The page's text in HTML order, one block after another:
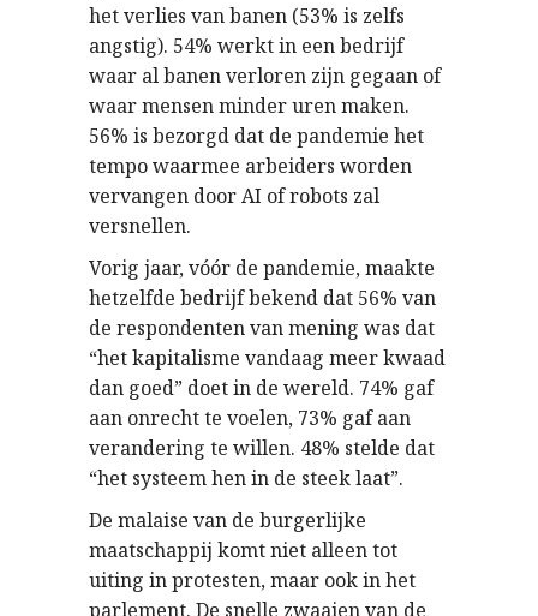
het verlies van banen (53% is zelfs
angstig). 54% werkt in een bedrijf
waar al banen verloren zijn gegaan of
waar mensen minder uren maken.
56% is bezorgd dat de pandemie het
tempo waarmee arbeiders worden
vervangen door AI of robots zal
versnellen.
Vorig jaar, vóór de pandemie, maakte
hetzelfde bedrijf bekend dat 56% van
de respondenten van mening was dat
“het kapitalisme vandaag meer kwaad
dan goed” doet in de wereld. 74% gaf
aan onrecht te voelen, 73% gaf aan
verandering te willen. 48% stelde dat
“het systeem hen in de steek laat”.
De malaise van de burgerlijke
maatschappij komt niet alleen tot
uiting in protesten, maar ook in het
parlement. De snelle zwaaien van de